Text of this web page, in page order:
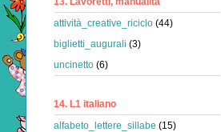
attività_creative_riciclo (44)
biglietti_augurali (3)
uncinetto (6)
14. L1 italiano
alfabeto_lettere_sillabe (15)